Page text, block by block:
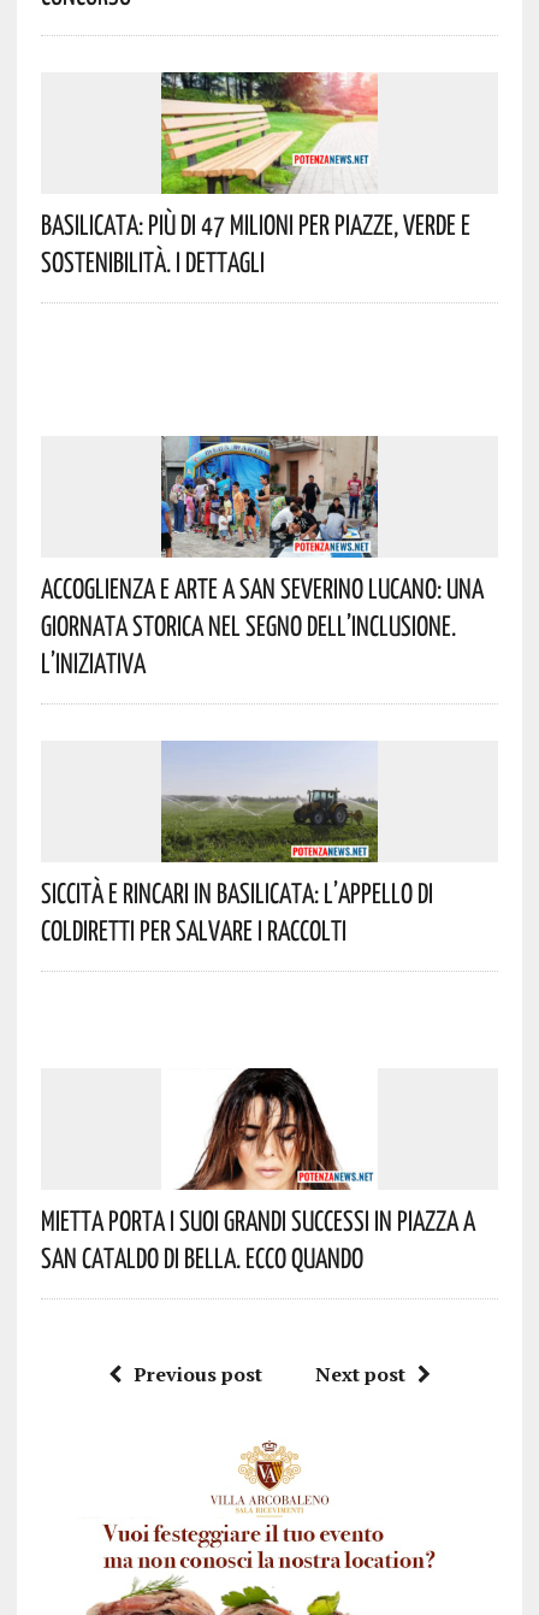
Basilicata: Più Di 47 Milioni Per Piazze, Verde E
Sostenibilità. I Dettagli
Accoglienza E Arte A San Severino Lucano: Una
Giornata Storica Nel Segno Dell’inclusione.
L’iniziativa
Siccità E Rincari In Basilicata: L’appello Di
Coldiretti Per Salvare I Raccolti
Mietta Porta I Suoi Grandi Successi In Piazza A
San Cataldo Di Bella. Ecco Quando
Previous post Next post